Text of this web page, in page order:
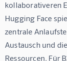
kollaborativeren
Hugging Face
zentrale
Austausch und
Ressourcen. Für